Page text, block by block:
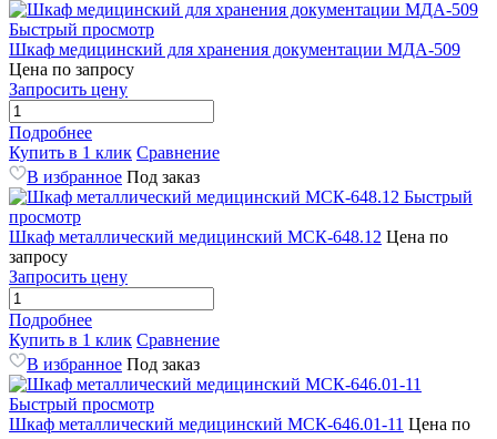
Быстрый просмотр
Шкаф медицинский для хранения документации МДА-509
Цена по запросу
Запросить цену
Подробнее
Купить в 1 клик Сравнение
В избранное Под заказ
Быстрый
просмотр
Шкаф металлический медицинский МСК-648.12 Цена по
запросу
Запросить цену
Подробнее
Купить в 1 клик Сравнение
В избранное Под заказ
Быстрый просмотр
Шкаф металлический медицинский МСК-646.01-11 Цена по